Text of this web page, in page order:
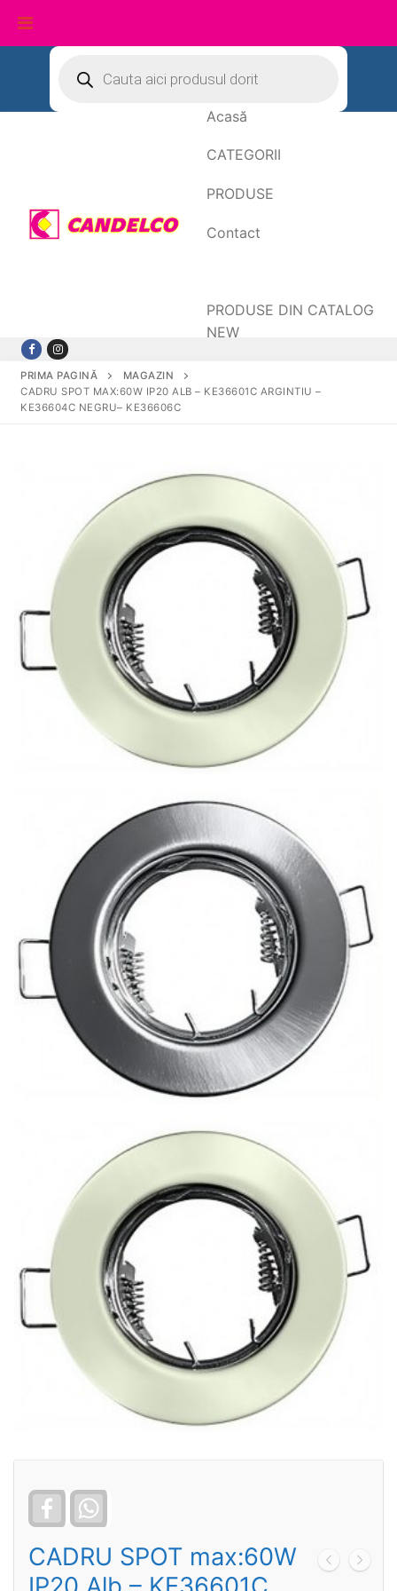
conținut
search
Acasă
CATEGORII
PRODUSE
Contact
PRODUSE DIN CATALOG
NEW
PRIMA PAGINĂ
MAGAZIN
CADRU SPOT MAX:60W IP20 ALB – KE36601C ARGINTIU –
KE36604C NEGRU– KE36606C
Facebook
CADRU SPOT max:60W